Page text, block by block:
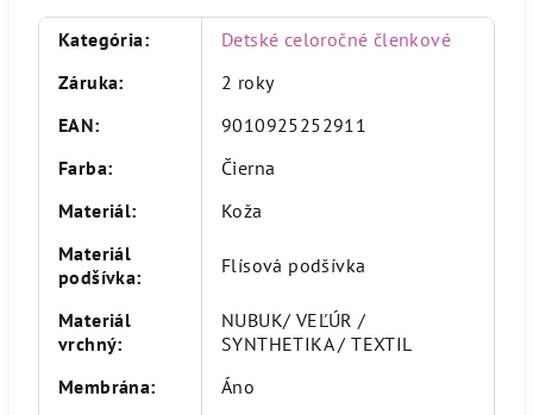
Kategória:
Detské celoročné členkové
Záruka:
2 roky
EAN:
9010925252911
Farba:
Čierna
Materiál:
Koža
Materiál
podšívka: Flísová podšívka
Materiál
vrchný:
NUBUK/ VEĽÚR /
SYNTHETIKA / TEXTIL
Membrána:
Áno